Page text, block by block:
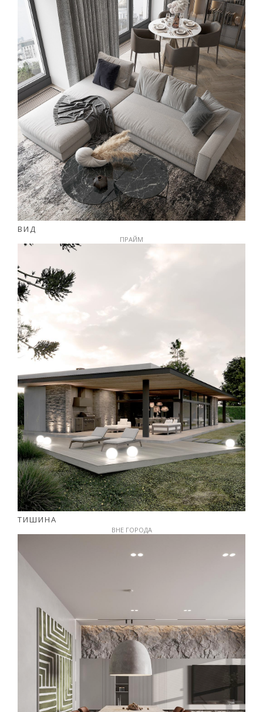
ВИД
ПРАЙМ
ТИШИНА
ВНЕ ГОРОДА